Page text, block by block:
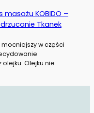
masażu KOBIDO –
Tkanek
w części
Olejku nie